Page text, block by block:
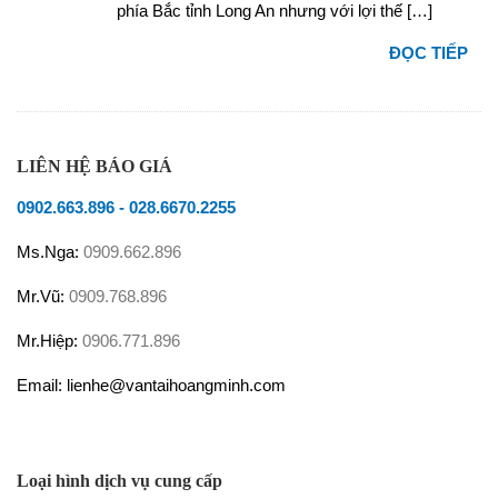
phía Bắc tỉnh Long An nhưng với lợi thế […]
ĐỌC TIẾP
LIÊN HỆ BÁO GIÁ
0902.663.896 - 028.6670.2255
Ms.Nga: 0909.662.896
Mr.Vũ: 0909.768.896
Mr.Hiệp: 0906.771.896
Email: lienhe@vantaihoangminh.com
Loại hình dịch vụ cung cấp